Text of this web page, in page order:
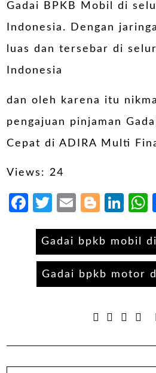
Gadai BPKB Mobil di
Indonesia. Dengan
luas dan tersebar di
Indonesia
dan oleh karena itu
pengajuan pinjaman
Cepat di ADIRA Multi
Views: 24
Facebook
Twitter
Email
Gadai bpkb mobil
Gadai bpkb motor